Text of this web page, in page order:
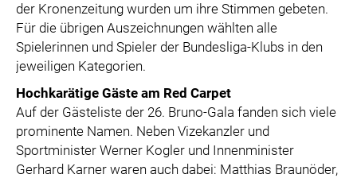
der Kronenzeitung wurden um ihre Stimmen gebeten.
Für die übrigen Auszeichnungen wählten alle
Spielerinnen und Spieler der Bundesliga-Klubs in den
jeweiligen Kategorien.
Hochkarätige Gäste am Red Carpet
Auf der Gästeliste der 26. Bruno-Gala fanden sich viele
prominente Namen. Neben Vizekanzler und
Sportminister Werner Kogler und Innenminister
Gerhard Karner waren auch dabei: Matthias Braunöder,